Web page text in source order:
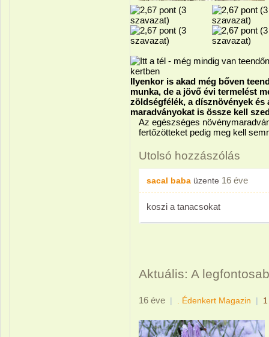
Ilyenkor is akad még bőven
munka, de a jövő évi termelést
zöldségfélék, a dísznövények
maradványokat is össze kell
Az egészséges
fertőzötteket pedig meg kell
Utolsó hozzászólás
sacal baba üzente 16 éve
koszi a tanacsokat
Aktuális: A
16 éve | . Édenkert Magazin |